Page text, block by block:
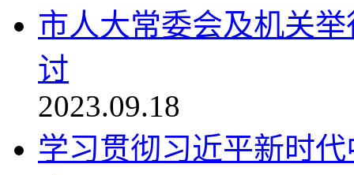
市人大常委会及机关
讨
2023.09.18
学习贯彻习近平新时